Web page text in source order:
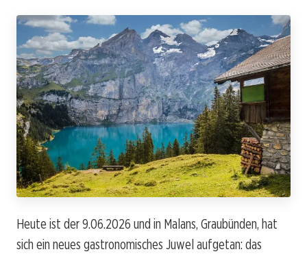
Heute ist der 9.06.2026 und in Malans, Graubünden, hat
sich ein neues gastronomisches Juwel aufgetan: das